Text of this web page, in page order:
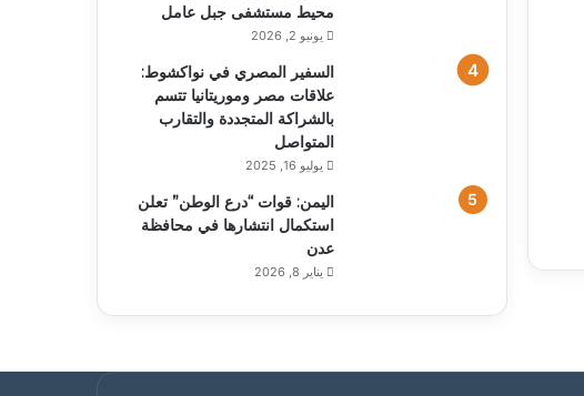
محيط مستشفى جبل عامل
يونيو 2, 2026
السفير المصري في نواكشوط:
علاقات مصر وموريتانيا تتسم
بالشراكة المتجددة والتقارب
المتواصل
يوليو 16, 2025
اليمن: قوات “درع الوطن” تعلن
استكمال انتشارها في محافظة
عدن
يناير 8, 2026